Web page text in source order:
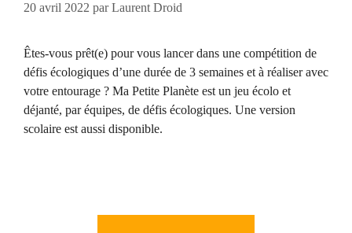
20 avril 2022 parLaurent Droid
Êtes-vous prêt(e) pour vous lancer dans une compétition de
défis écologiques d’une durée de 3 semaines et à réaliser avec
votre entourage ? Ma Petite Planète est un jeu écolo et
déjanté, par équipes, de défis écologiques. Une version
scolaire est aussi disponible.